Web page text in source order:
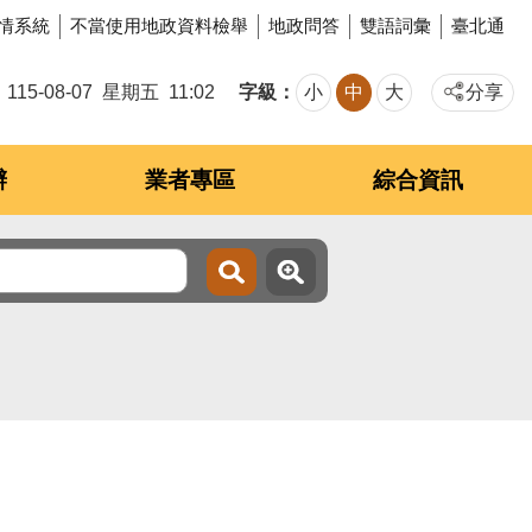
系統 不當使用地政資料檢舉 地政問答 雙語詞彙 臺北通
115-08-07 星期五 11:02 字級 小 中 大 分享
業者專區 綜合資訊